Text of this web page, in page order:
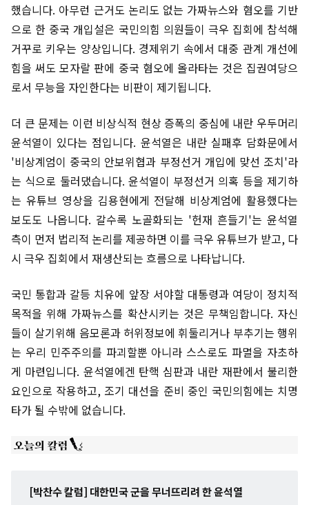
했습니다. 아무런 근거도 논리도 없는 가짜뉴스와 혐오를 기반
으로 한 중국 개입설은 국민의힘 의원들이 극우 집회에 참석해
거꾸로 키우는 양상입니다. 경제위기 속에서 대중 관계 개선에
힘을 써도 모자랄 판에 중국 혐오에 올라타는 것은 집권여당으
로서 무능을 자인한다는 비판이 제기됩니다.
더 큰 문제는 이런 비상식적 현상 증폭의 중심에 내란 우두머리
윤석열이 있다는 점입니다. 윤석열은 내란 실패후 담화문에서
'비상계엄이 중국의 안보위협과 부정선거 개입에 맞선 조치'라
는 식으로 둘러댔습니다. 윤석열이 부정선거 의혹 등을 제기하
는 유튜브 영상을 김용현에게 전달해 비상계엄에 활용했다는
보도도 나옵니다. 갈수록 노골화되는 '헌재 흔들기'는 윤석열
측이 먼저 법리적 논리를 제공하면 이를 극우 유튜브가 받고, 다
시 극우 집회에서 재생산되는 흐름으로 나타납니다.
국민 통합과 갈등 치유에 앞장 서야할 대통령과 여당이 정치적
목적을 위해 가짜뉴스를 확산시키는 것은 무책임합니다. 자신
들이 살기위해 음모론과 허위정보에 휘둘리거나 부추기는 행위
는 우리 민주주의를 파괴할뿐 아니라 스스로도 파멸을 자초하
게 마련입니다. 윤석열에겐 탄핵 심판과 내란 재판에서 불리한
요인으로 작용하고, 조기 대선을 준비 중인 국민의힘에는 치명
타가 될 수밖에 없습니다.
[박찬수 칼럼] 대한민국 군을 무너뜨리려 한 윤석열